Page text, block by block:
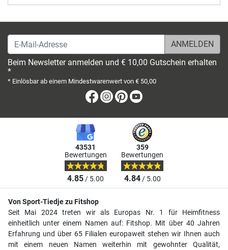
E-Mail-Adresse
Beim Newsletter anmelden und € 10,00 Gutschein erhalten
*
* Einlösbar ab einem Mindestwarenwert von € 50,00
Facebook
Instagram
Pinterest
43531
Bewertungen
4.85/ 5.00
359
Bewertungen
4.84/ 5.00
Von Sport-Tiedje zu Fitshop
Seit Mai 2024 treten wir als Europas Nr. 1 für Heimfitness
einheitlich unter einem Namen auf: Fitshop. Mit über 40 Jahren
Erfahrung und über 65 Filialen europaweit stehen wir Ihnen auch
mit einem neuen Namen weiterhin mit gewohnter Qualität,